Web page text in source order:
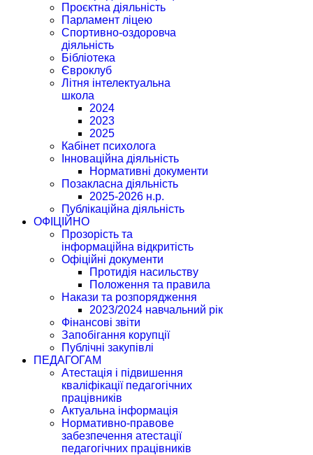
Проєктна діяльність
Парламент ліцею
Спортивно-оздоровча
діяльність
Бібліотека
Євроклуб
Літня інтелектуальна
школа
2024
2023
2025
Кабінет психолога
Інноваційна діяльність
Нормативні документи
Позакласна діяльність
2025-2026 н.р.
Публікаційна діяльність
ОФІЦІЙНО
Прозорість та
інформаційна відкритість
Офіційні документи
Протидія насильству
Положення та правила
Накази та розпорядження
2023/2024 навчальний рік
Фінансові звіти
Запобігання корупції
Публічні закупівлі
ПЕДАГОГАМ
Атестація і підвишення
кваліфікації педагогічних
працівників
Актуальна інформація
Нормативно-правове
забезпечення атестації
педагогічних працівників